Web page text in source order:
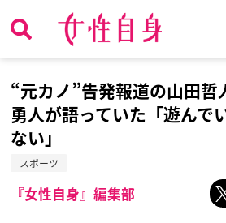
“元カノ”告発報道の山田
勇人が語っていた「遊んで
ない」
スポーツ
『女性自身』編集部